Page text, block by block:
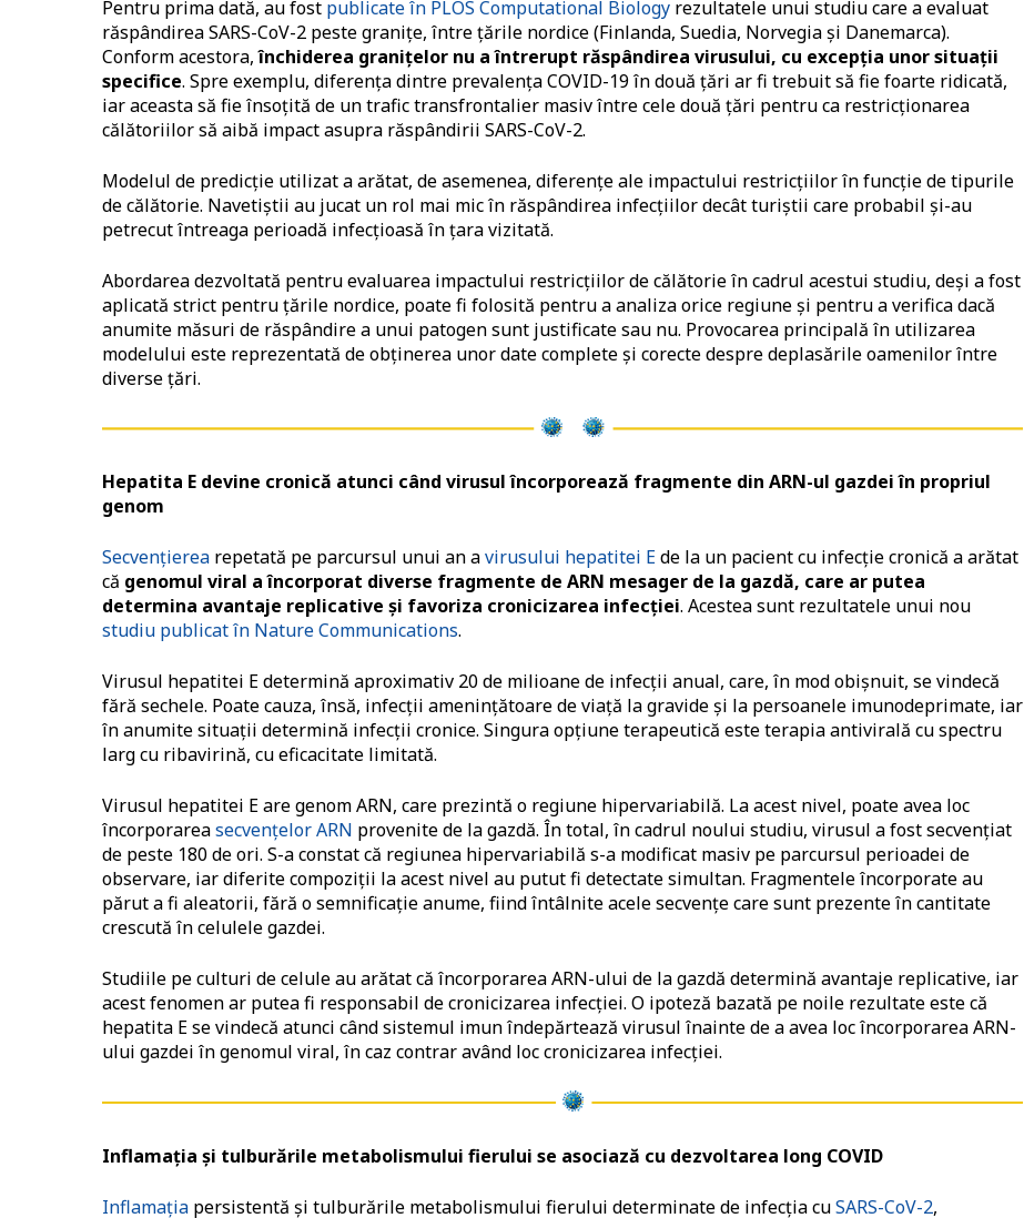
Pentru prima dată, au fost publicate în PLOS Computational Biology rezultatele unui studiu care a evaluat
răspândirea SARS-CoV-2 peste graniţe, între ţările nordice (Finlanda, Suedia, Norvegia şi Danemarca).
Conform acestora,închiderea graniţelor nu a întrerupt răspândirea virusului, cu excepţia unor situaţii
specifice. Spre exemplu, diferenţa dintre prevalenţa COVID-19 în două ţări ar fi trebuit să fie foarte ridicată,
iar aceasta să fie însoţită de un trafic transfrontalier masiv între cele două ţări pentru ca restricţionarea
călătoriilor să aibă impact asupra răspândirii SARS-CoV-2.
Modelul de predicţie utilizat a arătat, de asemenea, diferențe ale impactului restricţiilor în funcţie de tipurile
de călătorie. Navetiștii au jucat un rol mai mic în răspândirea infecțiilor decât turiștii care probabil și-au
petrecut întreaga perioadă infecțioasă în țara vizitată.
Abordarea dezvoltată pentru evaluarea impactului restricţiilor de călătorie în cadrul acestui studiu, deşi a fost
aplicată strict pentru ţările nordice, poate fi folosită pentru a analiza orice regiune şi pentru a verifica dacă
anumite măsuri de răspândire a unui patogen sunt justificate sau nu. Provocarea principală în utilizarea
modelului este reprezentată de obţinerea unor date complete şi corecte despre deplasările oamenilor între
diverse ţări.
Hepatita E devine cronică atunci când virusul încorporează fragmente din ARN-ul gazdei în propriul
genom
Secvenţierea repetată pe parcursul unui an avirusului hepatitei E de la un pacient cu infecţie cronică a arătat
că genomul viral a încorporat diverse fragmente de ARN mesager de la gazdă, care ar putea
determina avantaje replicative şi favoriza cronicizarea infecţiei. Acestea sunt rezultatele unui nou
studiu publicat în Nature Communications.
Virusul hepatitei E determină aproximativ 20 de milioane de infecţii anual, care, în mod obişnuit, se vindecă
fără sechele. Poate cauza, însă, infecţii ameninţătoare de viaţă la gravide şi la persoanele imunodeprimate, iar
în anumite situaţii determină infecţii cronice. Singura opţiune terapeutică este terapia antivirală cu spectru
larg cu ribavirină, cu eficacitate limitată.
Virusul hepatitei E are genom ARN, care prezintă o regiune hipervariabilă. La acest nivel, poate avea loc
încorporareasecvenţelor ARN provenite de la gazdă. În total, în cadrul noului studiu, virusul a fost secvenţiat
de peste 180 de ori. S-a constat că regiunea hipervariabilă s-a modificat masiv pe parcursul perioadei de
observare, iar diferite compoziţii la acest nivel au putut fi detectate simultan. Fragmentele încorporate au
părut a fi aleatorii, fără o semnificaţie anume, fiind întâlnite acele secvenţe care sunt prezente în cantitate
crescută în celulele gazdei.
Studiile pe culturi de celule au arătat că încorporarea ARN-ului de la gazdă determină avantaje replicative, iar
acest fenomen ar putea fi responsabil de cronicizarea infecţiei. O ipoteză bazată pe noile rezultate este că
hepatita E se vindecă atunci când sistemul imun îndepărtează virusul înainte de a avea loc încorporarea ARN-
ului gazdei în genomul viral, în caz contrar având loc cronicizarea infecţiei.
Inflamaţia şi tulburările metabolismului fierului se asociază cu dezvoltarea long COVID
Inflamaţia persistentă şi tulburările metabolismului fierului determinate de infecţia cuSARS-CoV-2,